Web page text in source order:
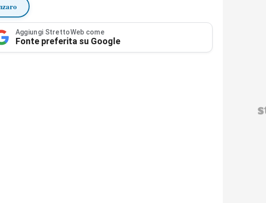
Aggiungi StrettoWeb come
Fonte preferita su Google